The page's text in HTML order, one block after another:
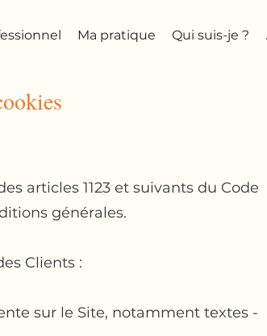
Ma pratique Qui suis-je ?
articles 1123 et suivants du Code
générales.
Clients :
sur le Site, notamment textes -